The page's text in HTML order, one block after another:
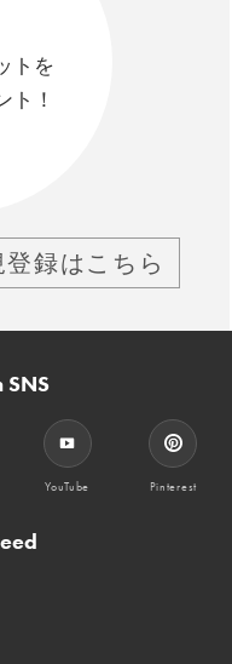
トを
ト！
登録はこちら
YouTube Pinterest